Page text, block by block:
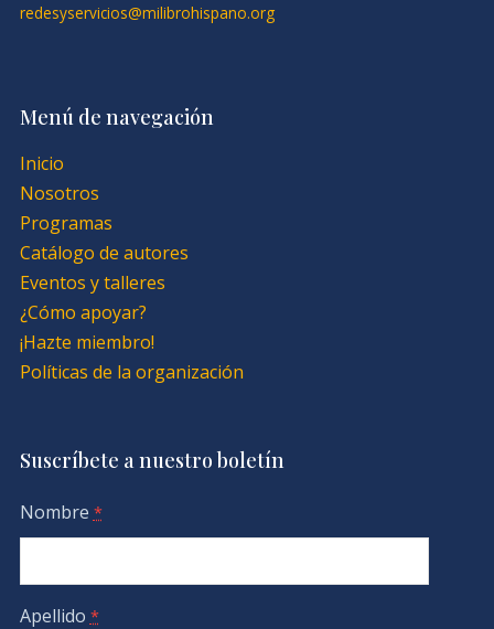
redesyservicios@milibrohispano.org
Menú de navegación
Inicio
Nosotros
Programas
Catálogo de autores
Eventos y talleres
¿Cómo apoyar?
¡Hazte miembro!
Políticas de la organización
Suscríbete a nuestro boletín
Nombre *
Apellido *